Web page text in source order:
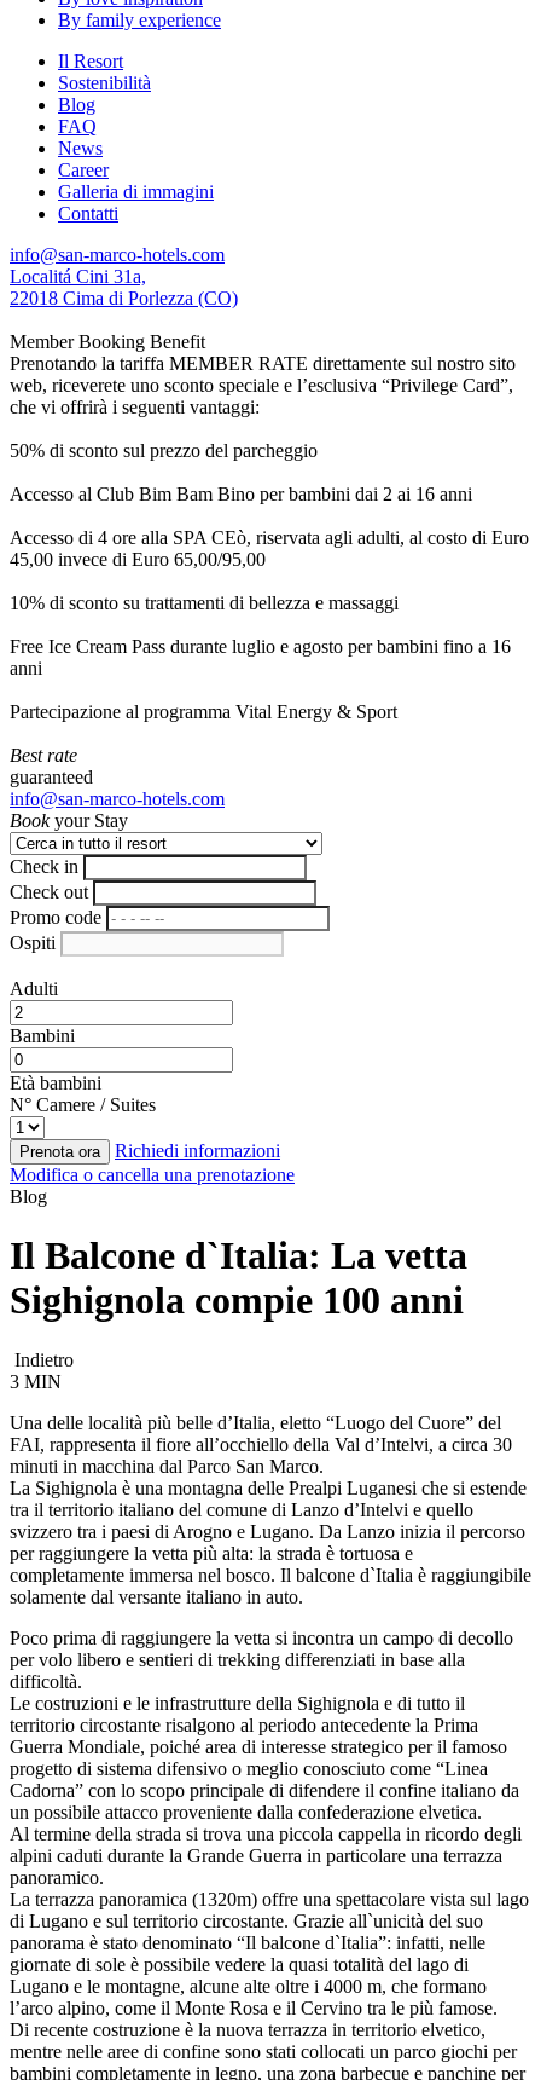
By family experience
Il Resort
Sostenibilità
Blog
FAQ
News
Career
Galleria di immagini
Contatti
info@san-marco-hotels.com
Localitá Cini 31a,
22018 Cima di Porlezza (CO)
Member Booking Benefit
Prenotando la tariffa MEMBER RATE direttamente sul nostro sito
web, riceverete uno sconto speciale e l’esclusiva “Privilege Card”,
che vi offrirà i seguenti vantaggi:
50% di sconto sul prezzo del parcheggio
Accesso al Club Bim Bam Bino per bambini dai 2 ai 16 anni
Accesso di 4 ore alla SPA CEò, riservata agli adulti, al costo di Euro
45,00 invece di Euro 65,00/95,00
10% di sconto su trattamenti di bellezza e massaggi
Free Ice Cream Pass durante luglio e agosto per bambini fino a 16
anni
Partecipazione al programma Vital Energy & Sport
Best rate
guaranteed
info@san-marco-hotels.com
Bookyour Stay
Check in
Check out
Promo code
Ospiti
Adulti
Bambini
Età bambini
N° Camere / Suites
Prenota ora
Richiedi informazioni
Modifica o cancella una prenotazione
Blog
Il Balcone d`Italia: La vetta
Sighignola compie 100 anni
Indietro
3 MIN
Una delle località più belle d’Italia, eletto “Luogo del Cuore” del
FAI, rappresenta il fiore all’occhiello della Val d’Intelvi, a circa 30
minuti in macchina dal Parco San Marco.
La Sighignola è una montagna delle Prealpi Luganesi che si estende
tra il territorio italiano del comune di Lanzo d’Intelvi e quello
svizzero tra i paesi di Arogno e Lugano. Da Lanzo inizia il percorso
per raggiungere la vetta più alta: la strada è tortuosa e
completamente immersa nel bosco. Il balcone d`Italia è raggiungibile
solamente dal versante italiano in auto.
Poco prima di raggiungere la vetta si incontra un campo di decollo
per volo libero e sentieri di trekking differenziati in base alla
difficoltà.
Le costruzioni e le infrastrutture della Sighignola e di tutto il
territorio circostante risalgono al periodo antecedente la Prima
Guerra Mondiale, poiché area di interesse strategico per il famoso
progetto di sistema difensivo o meglio conosciuto come “Linea
Cadorna” con lo scopo principale di difendere il confine italiano da
un possibile attacco proveniente dalla confederazione elvetica.
Al termine della strada si trova una piccola cappella in ricordo degli
alpini caduti durante la Grande Guerra in particolare una terrazza
panoramico.
La terrazza panoramica (1320m) offre una spettacolare vista sul lago
di Lugano e sul territorio circostante. Grazie all`unicità del suo
panorama è stato denominato “Il balcone d`Italia”: infatti, nelle
giornate di sole è possibile vedere la quasi totalità del lago di
Lugano e le montagne, alcune alte oltre i 4000 m, che formano
l’arco alpino, come il Monte Rosa e il Cervino tra le più famose.
Di recente costruzione è la nuova terrazza in territorio elvetico,
mentre nelle aree di confine sono stati collocati un parco giochi per
bambini completamente in legno, una zona barbecue e panchine per